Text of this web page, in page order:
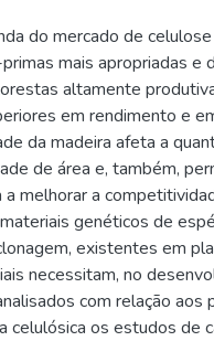
do mercado de
mais apropriadas e
altamente
em rendimento e
da madeira afeta a
de área e, também,
melhorar a
genéticos de
existentes em
necessitam, no
com relação aos
celulósica os estudos de